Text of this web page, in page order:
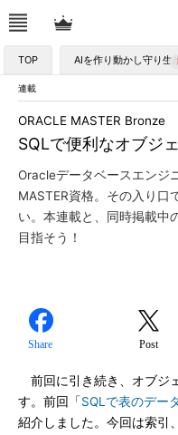
TOP AIを作り動かし守り生
連載
SQLで便利なオブジ
ORACLE MASTER Bronze
Oracleデータベースエンジ
MASTER資格。その入り口
い。本連載と、同時掲載中
目指そう！
Share Post
前回に引き続き、オブジ
す。前回「SQLで表のデー
紹介しました。今回は索引